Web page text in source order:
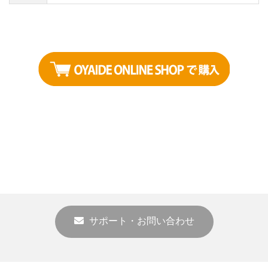
サポート・お問い合わせ